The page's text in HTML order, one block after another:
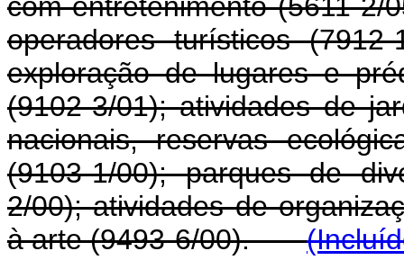
operadores turísticos
exploração de lugares e
(9102-3/01); atividades de
nacionais, reservas
(9103-1/00); parques de
2/00); atividades de
à arte (9493-6/00).